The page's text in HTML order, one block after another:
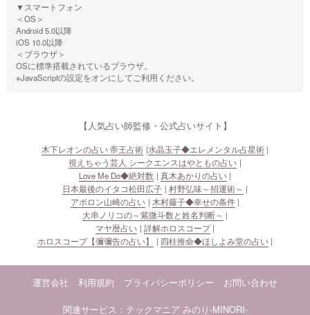
▼スマートフォン
＜OS＞
Android 5.0以降
iOS 10.0以降
＜ブラウザ＞
OSに標準搭載されているブラウザ。
※JavaScriptの設定をオンにしてご利用ください。
【人気占い師監修・公式占いサイト】
木下レオンの占い 帝王占術 水晶玉子◆エレメンタル占星術
視えちゃう芸人 シークエンスはやともの占い
Love Me Do◆絶対数
真木あかりの占い
日本最後のイタコ松田広子
村野弘味～招運術～
アポロン山崎の占い
木村藤子◆幸せの条件
大串ノリコの～紫微斗数と姓名判断～
マヤ暦占い
詳解ホロスコープ
ホロスコープ【彌彌告の占い】
四柱推命◆ほしよみ堂の占い
運営会社 利用規約 プライバシーポリシー お問い合わせ
関連サービス：テックマニア みのり-MINORI-